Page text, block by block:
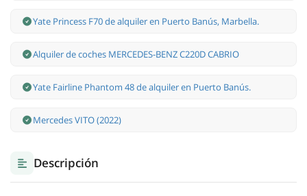
Yate Princess F70 de alquiler en Puerto Banús, Marbella.
Alquiler de coches MERCEDES-BENZ C220D CABRIO
Yate Fairline Phantom 48 de alquiler en Puerto Banús.
Mercedes VITO (2022)
Descripción